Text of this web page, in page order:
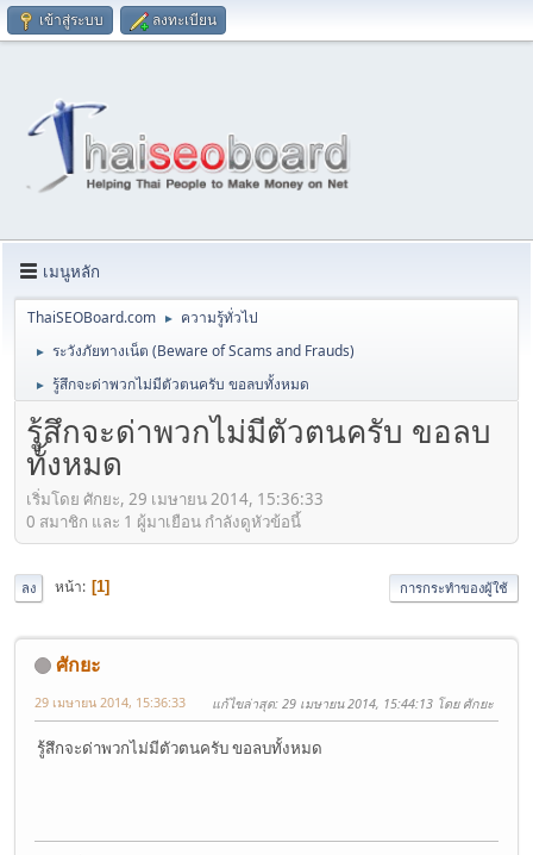
เข้าสู่ระบบ ลงทะเบียน
เมนูหลัก
ThaiSEOBoard.com ► ความรู้ทั่วไป
► ระวังภัยทางเน็ต (Beware of Scams and Frauds)
► รู้สึกจะด่าพวกไม่มีตัวตนครับ ขอลบทั้งหมด
รู้สึกจะด่าพวกไม่มีตัวตนครับ ขอลบ
ทั้งหมด
เริ่มโดย ศักยะ, 29 เมษายน 2014, 15:36:33
0 สมาชิก และ 1 ผู้มาเยือน กำลังดูหัวข้อนี้
ลง หน้า 1 การกระทำของผู้ใช้
ศักยะ
29 เมษายน 2014, 15:36:33 แก้ไขล่าสุด: 29 เมษายน 2014, 15:44:13 โดย ศักยะ
รู้สึกจะด่าพวกไม่มีตัวตนครับ ขอลบทั้งหมด